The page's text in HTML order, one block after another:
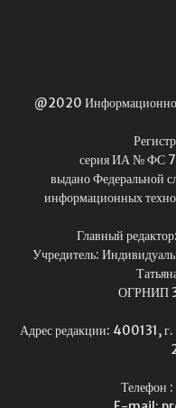
@2020
серия ИА № ФС
выдано Федеральной
информационных
Главный
Учредитель:
ОГРНИП
Адрес редакции: 400131,
Телефон